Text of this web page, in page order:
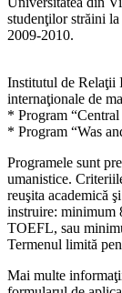
studenţilor străini la
2009-2010.
Institutul de Relaţii
internaţionale de
* Program
* Program “Was
Programele sunt
umanistice.
reuşita academică
instruire: minimum
TOEFL, sau
Termenul limită
Mai multe